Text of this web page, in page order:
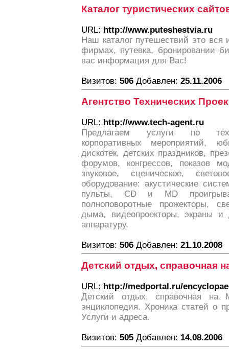
Каталог туристических
URL: http://www.puteshestvia.ru
Наш каталог путешествий это
фирмах, путевка, бронировании
вас информация для Вас!
Визитов: 506 Добавлен: 25.11.2006
Агентство Технических
URL: http://www.tech-agent.ru
Предлагаем услуги по
корпоративных мероприятий,
дискотек, детских праздников,
форумов, конгрессов, показов
звуковое, сценическое,
оборудование: акустические
пульты, CD и MD
полноповоротные прожекторы,
дыма, видеопроекторы, экраны и
аппаратуру.
Визитов: 506 Добавлен: 21.10.2008
Детский отдых, справочная
URL: http://medportal.ru/
Детский отдых, справочная на
энциклопедия. Хроника статей о
Услуги и адреса.
Визитов: 505 Добавлен: 14.08.2006